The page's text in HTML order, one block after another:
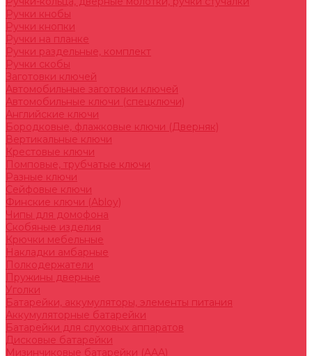
Ручки кнобы
Ручки кнопки
Ручки на планке
Ручки раздельные, комплект
Ручки скобы
Заготовки ключей
Автомобильные заготовки ключей
Автомобильные ключи (спецключи)
Английские ключи
Бородковые, флажковые ключи (Дверняк)
Вертикальные ключи
Крестовые ключи
Помповые, трубчатые ключи
Разные ключи
Сейфовые ключи
Финские ключи (Abloy)
Чипы для домофона
Скобяные изделия
Крючки мебельные
Накладки амбарные
Полкодержатели
Пружины дверные
Уголки
Батарейки, аккумуляторы, элементы питания
Аккумуляторные батарейки
Батарейки для слуховых аппаратов
Дисковые батарейки
Мизинчиковые батарейки (AAA)